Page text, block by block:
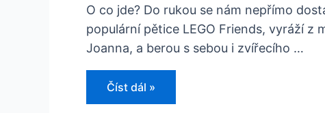
O co jde? Do rukou se nám nepřímo
populární pětice LEGO Friends, vyráží z
Joanna, a berou s sebou i zvířecího …
LEGO
Friends
„Letní
Číst dál »